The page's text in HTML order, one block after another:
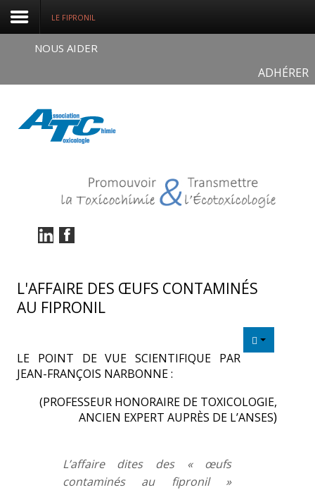
S'enregistrer
QUI SOMMES-NOUS ?
NOS FORMATIONS
Médias
CONTACT
LE FIPRONIL
NOUS AIDER
ADHÉRER
L'AFFAIRE DES ŒUFS CONTAMINÉS
AU FIPRONIL
LE POINT DE VUE SCIENTIFIQUE PAR
JEAN-FRANÇOIS NARBONNE :
(PROFESSEUR HONORAIRE DE TOXICOLOGIE,
ANCIEN EXPERT AUPRÈS DE L’ANSES)
L’affaire dites des « œufs
contaminés au fipronil »